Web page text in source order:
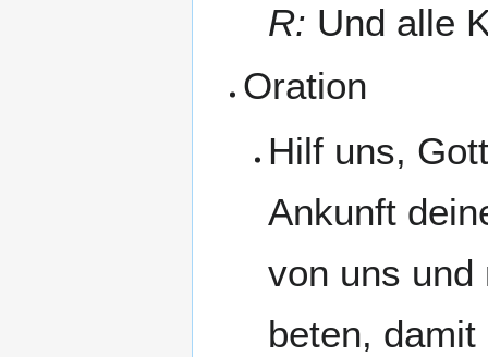
R: Und alle
Oration
Hilf uns,
Ankunft
von uns und
beten,